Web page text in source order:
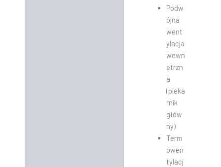
Podw
ójna
went
ylacja
wewn
ętrzn
a
(pieka
rnik
głów
ny)
Term
owen
tylacj